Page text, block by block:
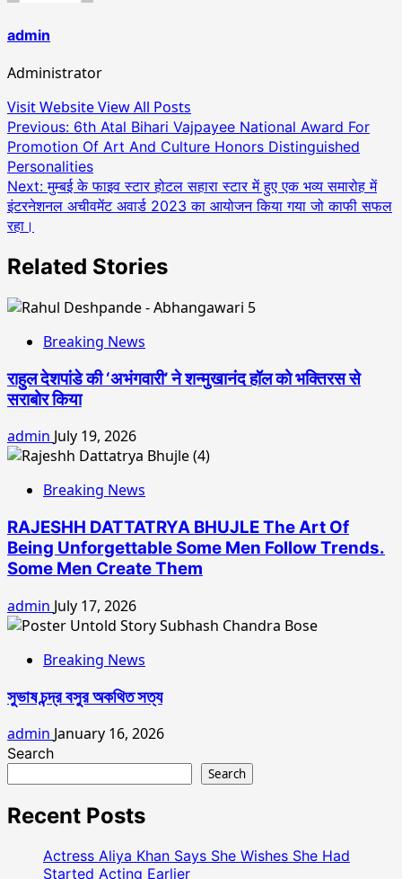
admin
Administrator
Visit WebsiteView All Posts
Post
navigation
Previous: 6th Atal Bihari Vajpayee National Award For
Promotion Of Art And Culture Honors Distinguished
Personalities
Next:मुम्बई के फाइव स्टार होटल सहारा स्टार में हुए एक भव्य समारोह में
इंटरनेशनल अचीवमेंट अवार्ड 2023 का आयोजन किया गया जो काफी सफल
रहा।
Related Stories
Breaking News
राहुल देशपांडे की ‘अभंगवारी’ ने शन्मुखानंद हॉल को भक्तिरस से
सराबोर किया
admin July 19, 2026
Breaking News
RAJESHH DATTATRYA BHUJLE The Art Of
Being Unforgettable Some Men Follow Trends.
Some Men Create Them
admin July 17, 2026
Breaking News
সুভাষ চন্দ্র বসুর অকথিত সত্য
admin January 16, 2026
Search
Search
Recent Posts
Actress Aliya Khan Says She Wishes She Had
Started Acting Earlier